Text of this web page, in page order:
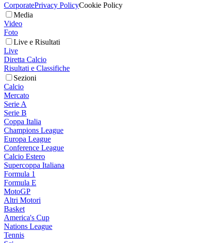
CorporatePrivacy PolicyCookie Policy
Media
Video
Foto
Live e Risultati
Live
Diretta Calcio
Risultati e Classifiche
Sezioni
Calcio
Mercato
Serie A
Serie B
Coppa Italia
Champions League
Europa League
Conference League
Calcio Estero
Supercoppa Italiana
Formula 1
Formula E
MotoGP
Altri Motori
Basket
America's Cup
Nations League
Tennis